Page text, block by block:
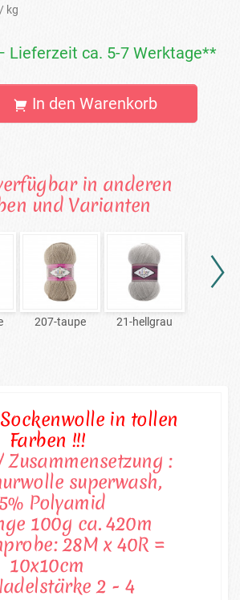
/ kg
Lieferzeit ca. 5-7 Werktage**
In den Warenkorb
in anderen
und Varianten
207-taupe 21-hellgrau
in tollen
Farben !!!
:
superwash,
Polyamid
100g ca. 420m
28M x 40R =
10x10cm
2 - 4